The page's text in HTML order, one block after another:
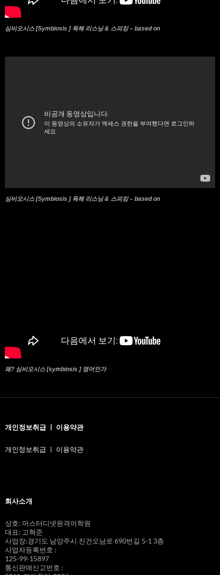
심비오시스 [Symbiosis ] 독해 리스닝 & 스피킹 – based on
심비오시스 [Symbiosis ] 독해 리스닝 & 스피킹 – based on
왜? 심비오시스 [symbiosis ] 영어인가
개인정보취급 ㅣ 이용약관
개인정보취급 ㅣ 이용약관
회사소개
상호: 머스터디넷원격어학원
대표: 고혁준
사업장:경기도 남양주시 진건오남로 690번길 5-1 3층
사업자등록번호 :
125-99-15897
통신판매신고번호 :